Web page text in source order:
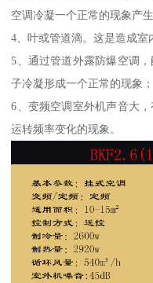
空调冷凝一个正常的现象产生
4、叶或管道滴。这是造成室
5、通过管道外露防爆空调
子冷凝形成一个正常的现象；
6、变频空调室外机声音大
运转频率变化的现象。